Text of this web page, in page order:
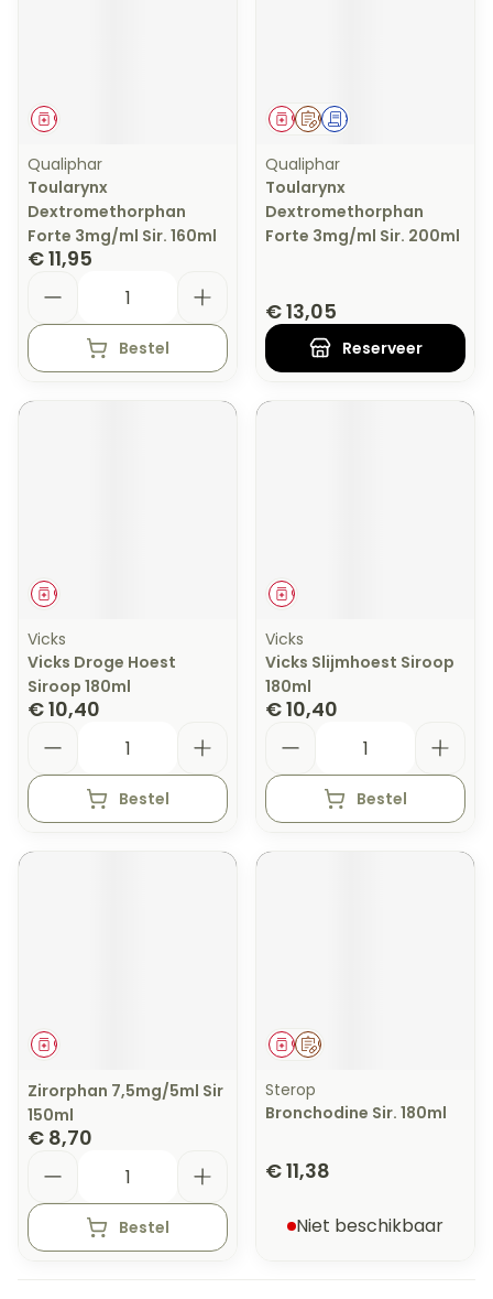
Geneesmiddel
Qualiphar
Toularynx
Dextromethorphan
Forte 3mg/ml Sir. 160ml
€ 11,95
Bestel
Op voorschrift
GeneesmiddelSchriftelijke aanvraag
Qualiphar
Toularynx
Dextromethorphan
Forte 3mg/ml Sir. 200ml
€ 13,05
Reserveer
Geneesmiddel
Vicks
Vicks Droge Hoest
Siroop 180ml
€ 10,40
Bestel
Geneesmiddel
Vicks
Vicks Slijmhoest Siroop
180ml
€ 10,40
Bestel
Geneesmiddel
Zirorphan 7,5mg/5ml Sir
150ml
€ 8,70
Bestel
Op voorschrift
Geneesmiddel
Sterop
Bronchodine Sir. 180ml
€ 11,38
Niet beschikbaar